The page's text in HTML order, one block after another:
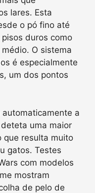
lares. Esta
o pó fino até
duros como
O sistema
é especialmente
um dos pontos
a
uma maior
que resulta muito
gatos. Testes
com modelos
mostram
de pelo de